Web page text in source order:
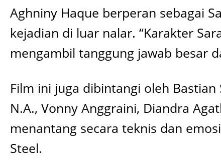
Aghniny Haque berperan sebagai
kejadian di luar nalar. “Karakter
mengambil tanggung jawab besar
Film ini juga dibintangi oleh
N.A., Vonny Anggraini, Diandra
menantang secara teknis dan
Steel.